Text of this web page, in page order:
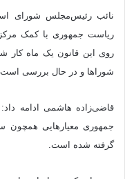
نائب رئیس‌‌مجلس شورای
ریاست جمهوری با کمک
روی این قانون یک ماه
شوراها و در حال بررسی
قاضی‌زاده هاشمی ادامه
جمهوری معیارهایی همچون
گرفته شده است.